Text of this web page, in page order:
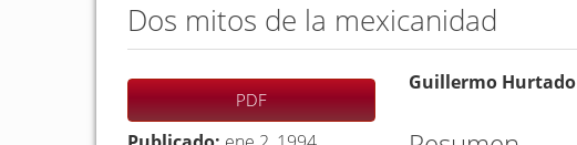
Dos mitos de la mexicanidad
Barra
lateral PDF C
Guillermo Hurtado